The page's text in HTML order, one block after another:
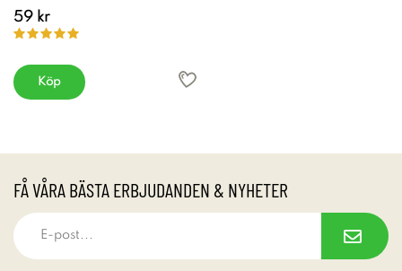
59 kr
Köp
FÅ VÅRA BÄSTA ERBJUDANDEN & NYHETER